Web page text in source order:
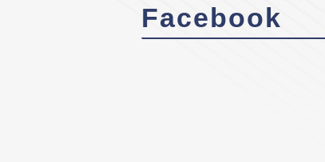
Facebook